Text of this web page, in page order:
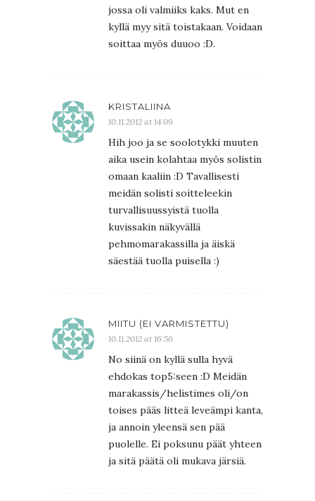
jossa oli valmiiks kaks. Mut en
kyllä myy sitä toistakaan. Voidaan
soittaa myös duuoo :D.
KRISTALIINA
10.11.2012 at 14:09
Hih joo ja se soolotykki muuten
aika usein kolahtaa myös solistin
omaan kaaliin :D Tavallisesti
meidän solisti soitteleekin
turvallisuussyistä tuolla
kuvissakin näkyvällä
pehmomarakassilla ja äiskä
säestää tuolla puisella :)
MIITU (EI VARMISTETTU)
10.11.2012 at 16:56
No siinä on kyllä sulla hyvä
ehdokas top5:seen :D Meidän
marakassis/helistimes oli/on
toises pääs litteä leveämpi kanta,
ja annoin yleensä sen pää
puolelle. Ei poksunu päät yhteen
ja sitä päätä oli mukava järsiä.